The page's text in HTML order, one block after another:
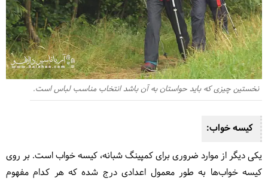
نخستین چیزی که باید حواس‎تان به آن باشد انتخاب مناسب لباس است.
کیسه خواب:
یکی دیگر از موارد ضروری برای کمپینگ شبانه، کیسه خواب است. بر روی
کیسه خواب‌ها به طور معمول اعدادی درج شده که هر کدام مفهوم